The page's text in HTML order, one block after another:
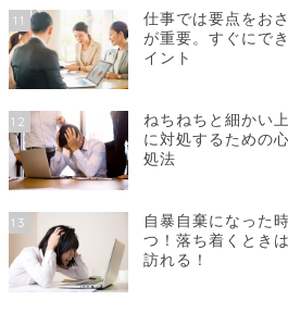
11
仕事では要点をお
が重要。すぐにで
イント
12
ねちねちと細かい
に対処するための
処法
13
自暴自棄になった
つ！落ち着くとき
訪れる！